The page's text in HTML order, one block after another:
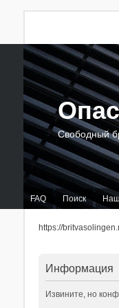
FAQ Поиск
Свободный
https://
Информация
Извините, но